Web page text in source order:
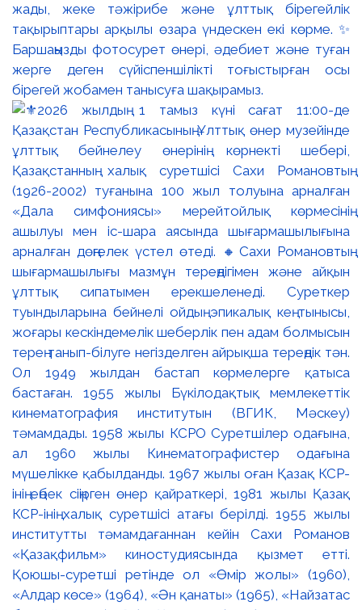
жады, жеке тәжірибе және ұлттық бірегейлік
тақырыптары арқылы өзара үндескен екі көрме. ✨
Баршаңызды фотосурет өнері, әдебиет және туған
жерге деген сүйіспеншілікті тоғыстырған осы
бірегей жобамен танысуға шақырамыз.